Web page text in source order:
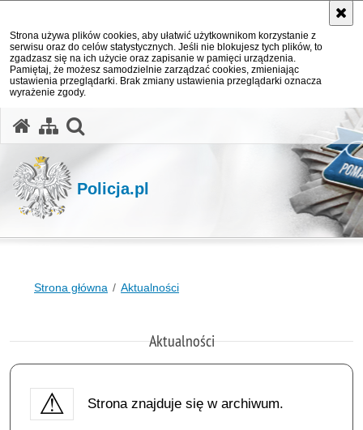
Strona używa plików cookies, aby ułatwić użytkownikom korzystanie z
serwisu oraz do celów statystycznych. Jeśli nie blokujesz tych plików, to
zgadzasz się na ich użycie oraz zapisanie w pamięci urządzenia.
Pamiętaj, że możesz samodzielnie zarządzać cookies, zmieniając
ustawienia przeglądarki. Brak zmiany ustawienia przeglądarki oznacza
wyrażenie zgody.
Policja.pl
Strona główna Aktualności
Aktualności
Strona znajduje się w archiwum.